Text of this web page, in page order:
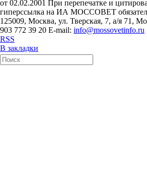
от 02.02.2001 При перепечатке и
гиперссылка на ИА МОССОВЕТ
125009, Москва, ул. Тверская, 7, а/я 71,
903 772 39 20 E-mail: info@mossovetinfo.ru
RSS
В закладки